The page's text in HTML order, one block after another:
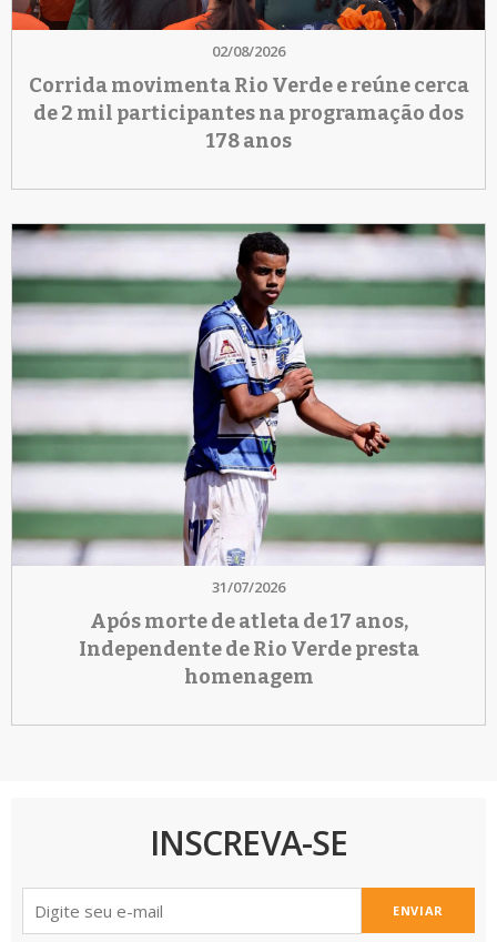
02/08/2026
Corrida movimenta Rio Verde e reúne cerca
de 2 mil participantes na programação dos
178 anos
31/07/2026
Após morte de atleta de 17 anos,
Independente de Rio Verde presta
homenagem
INSCREVA-SE
ENVIAR